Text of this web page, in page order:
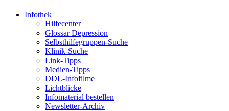
Infothek
Hilfecenter
Glossar Depression
Selbsthilfegruppen-Suche
Klinik-Suche
Link-Tipps
Medien-Tipps
DDL-Infofilme
Lichtblicke
Infomaterial bestellen
Newsletter-Archiv